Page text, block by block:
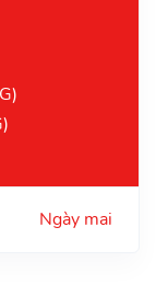
Ngày mai